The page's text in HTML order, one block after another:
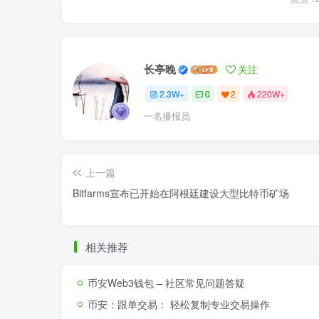
长亭晚 关注
2.3W+ 0 2 220W+
一名播报员
上一篇
Bitfarms宣布已开始在阿根廷建设大型比特币矿场
相关推荐
币安Web3钱包 – 社区常见问题答疑
币安：跟单交易： 轻松复制专业交易操作